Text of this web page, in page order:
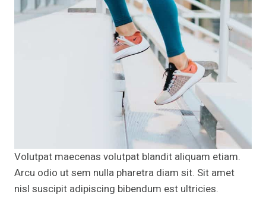
Volutpat maecenas volutpat blandit aliquam etiam.
Arcu odio ut sem nulla pharetra diam sit. Sit amet
nisl suscipit adipiscing bibendum est ultricies.